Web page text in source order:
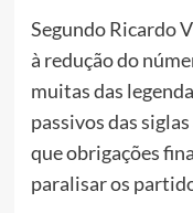
Segundo Ricardo
à redução do
muitas das
passivos das
que obrigações
paralisar os